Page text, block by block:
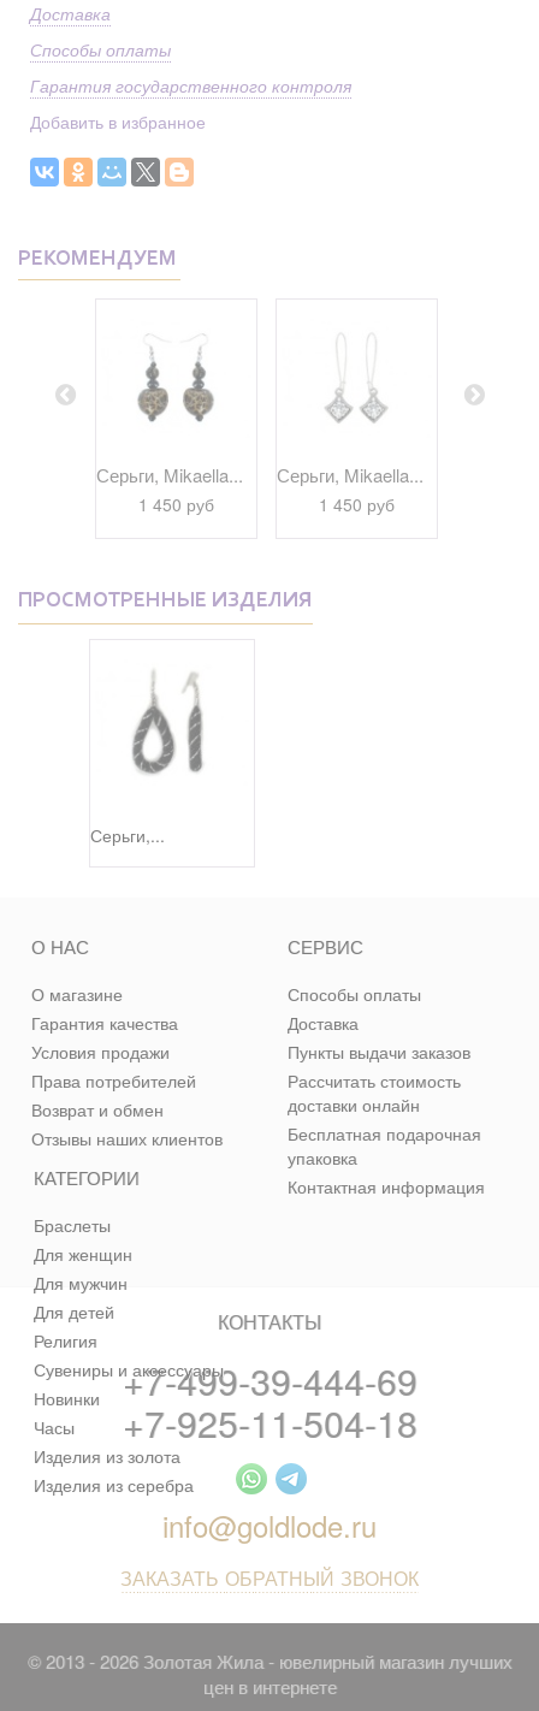
Доставка
Способы оплаты
Гарантия государственного контроля
Добавить в избранное
РЕКОМЕНДУЕМ
Серьги, Mikaella...
1 450 руб
Серьги, Mikaella...
1 450 руб
ПРОСМОТРЕННЫЕ ИЗДЕЛИЯ
Серьги,...
КАТЕГОРИИ
Браслеты
Для женщин
Для мужчин
Для детей
Религия
Сувениры и аксессуары
Новинки
Часы
Изделия из золота
Изделия из серебра
О НАС
О магазине
Гарантия качества
Условия продажи
Права потребителей
Возврат и обмен
Отзывы наших клиентов
СЕРВИС
Способы оплаты
Доставка
Пункты выдачи заказов
Рассчитать стоимость
доставки онлайн
Бесплатная подарочная
упаковка
Контактная информация
КОНТАКТЫ
+7-499-39-444-69
+7-925-11-504-18
info@goldlode.ru
ЗАКАЗАТЬ ОБРАТНЫЙ ЗВОНОК
© 2013 - 2026 Золотая Жила - ювелирный магазин лучших
цен в интернете